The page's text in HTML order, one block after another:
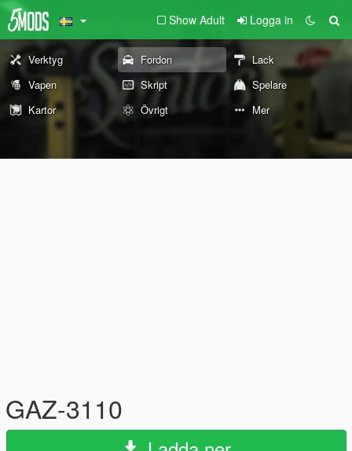
Show Adult Logga in
Verktyg Fordon
Lack
Vapen
Skript
Spelare
Kartor
Övrigt Mer
GAZ-3110